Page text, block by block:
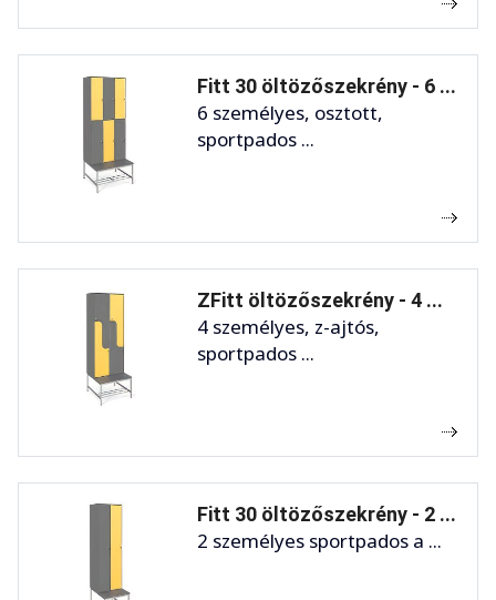
Fitt 30 öltözőszekrény - 6 ...
6 személyes, osztott,
sportpados ...
ZFitt öltözőszekrény - 4 ...
4 személyes, z-ajtós,
sportpados ...
Fitt 30 öltözőszekrény - 2 ...
2 személyes sportpados a ...